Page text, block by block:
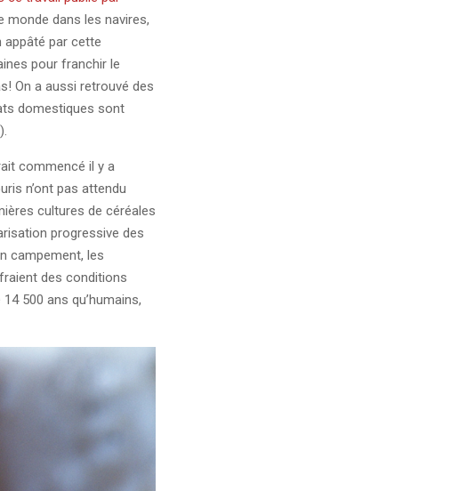
monde dans les navires,
par cette
pour franchir le
On a aussi retrouvé des
domestiques sont
commencé il y a
n’ont pas attendu
cultures de céréales
progressive des
campement, les
des conditions
500 ans qu’humains,